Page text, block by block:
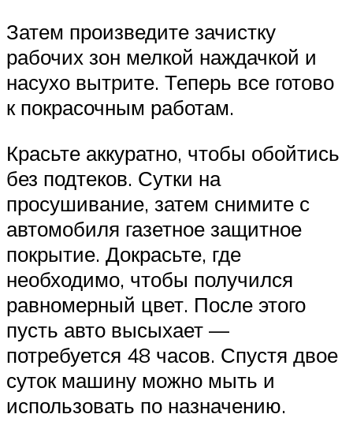
Затем произведите зачистку
рабочих зон мелкой наждачкой и
насухо вытрите. Теперь все готово
к покрасочным работам.
Красьте аккуратно, чтобы обойтись
без подтеков. Сутки на
просушивание, затем снимите с
автомобиля газетное защитное
покрытие. Докрасьте, где
необходимо, чтобы получился
равномерный цвет. После этого
пусть авто высыхает —
потребуется 48 часов. Спустя двое
суток машину можно мыть и
использовать по назначению.